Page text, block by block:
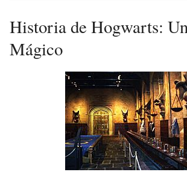
Historia de Hogwarts:
Mágico